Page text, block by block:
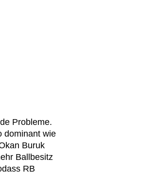
Probleme.
dominant wie
Buruk
Ballbesitz
RB